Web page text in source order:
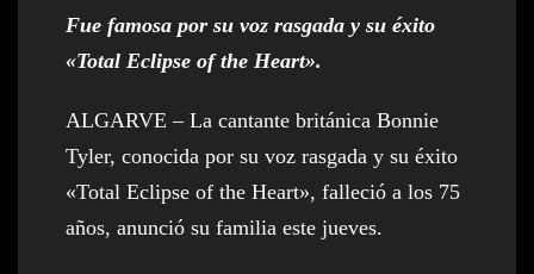
Fue famosa por su voz rasgada y su éxito
«Total Eclipse of the Heart».
ALGARVE – La cantante británica Bonnie
Tyler, conocida por su voz rasgada y su éxito
«Total Eclipse of the Heart», falleció a los 75
años, anunció su familia este jueves.